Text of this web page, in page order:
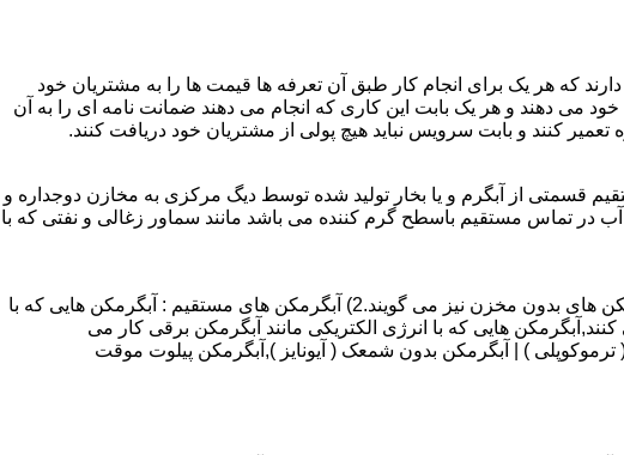
که هر یک برای انجام کار طبق آن تعرفه ها قیمت ها را به مشتریان خود
خود می دهند و هر یک بابت این کاری که انجام می دهند ضمانت نامه ای را به آن
کنند و بابت سرویس نباید هیچ پولی از مشتریان خود دریافت کنند.
از آبگرم و یا بخار تولید شده توسط دیگ مرکزی به مخازن دوجداره و
تماس مستقیم باسطح گرم کننده می باشد مانند سماور زغالی و نفتی که با
انواع آبگرمکن و تعمیر آبگرمکن عبارتند از : 1) آبگرمکن های گاز سوز : آب گرمکن های آنی دیواری,آبگرمکن های مخزن دار,آبگرمکن های بدون مخزن نیز می گویند.2) آبگرمکن های مستقیم : آبگرمکن هایی که با
هایی که با انرژی الکتریکی مانند آبگرمکن برقی کار می
گازسوز دیواری : آبگرمکن شمعک دار ( ترموکوپلی ) | آبگرمکن بدون شمعک ( آیونایز ),آبگرمکن پیلوت موقت